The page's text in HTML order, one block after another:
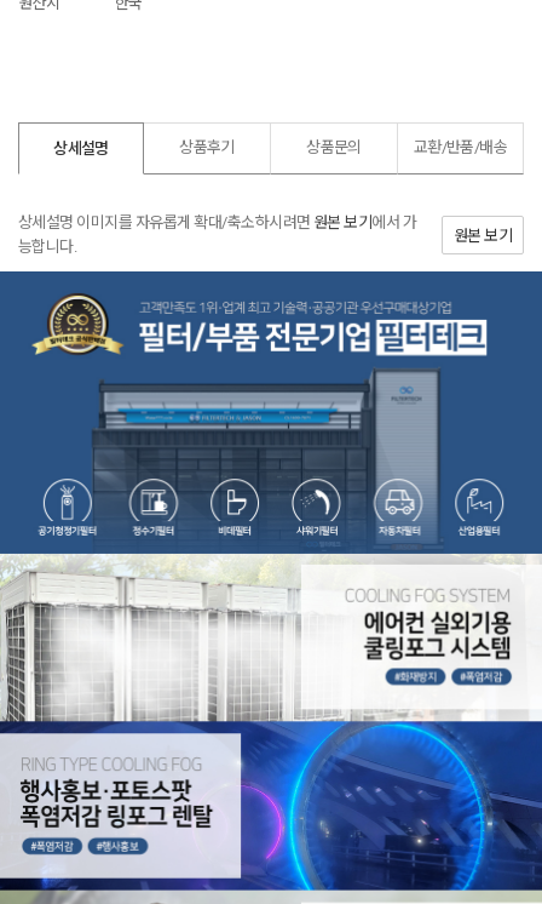
상세설명 상품후기 상품문의 교환/반품/배송
상세설명 이미지를 자유롭게 확대/축소하시려면 원본 보기 에서 가
능합니다.
원본 보기